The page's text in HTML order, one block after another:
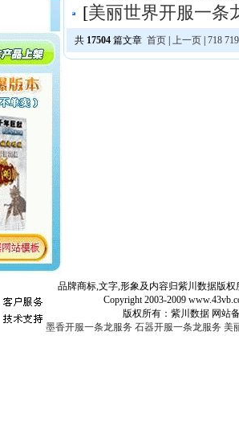
[美丽世界开服一条
共 17504 篇文章 首页 上一页 718 719
品牌商标,文字,形象及内容归紫川数据版权
Copyright 2003-2009 www.43vb.com
版权所有：紫川数据 网站备案登
墨香开服一条龙服务 石器开服一条龙服务 美